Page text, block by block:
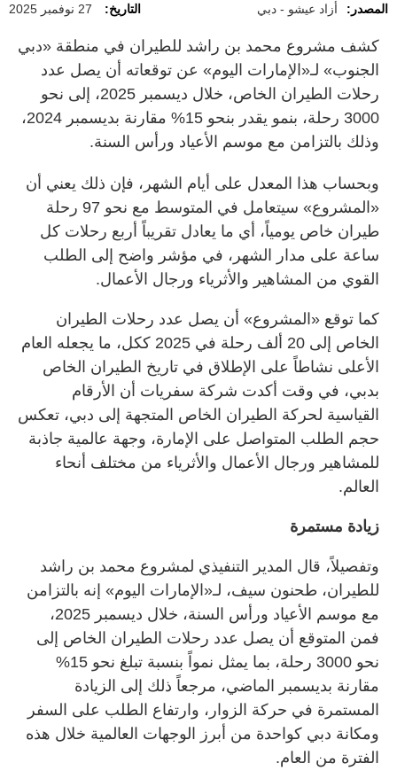
المصدر: أزاد عيشو - دبي التاريخ: 27 نوفمبر 2025
كشف مشروع محمد بن راشد للطيران في منطقة «دبي
الجنوب» لـ«الإمارات اليوم» عن توقعاته أن يصل عدد
رحلات الطيران الخاص، خلال ديسمبر 2025، إلى نحو
3000 رحلة، بنمو يقدر بنحو 15% مقارنة بديسمبر 2024،
وذلك بالتزامن مع موسم الأعياد ورأس السنة.
وبحساب هذا المعدل على أيام الشهر، فإن ذلك يعني أن
«المشروع» سيتعامل في المتوسط مع نحو 97 رحلة
طيران خاص يومياً، أي ما يعادل تقريباً أربع رحلات كل
ساعة على مدار الشهر، في مؤشر واضح إلى الطلب
القوي من المشاهير والأثرياء ورجال الأعمال.
كما توقع «المشروع» أن يصل عدد رحلات الطيران
الخاص إلى 20 ألف رحلة في 2025 ككل، ما يجعله العام
الأعلى نشاطاً على الإطلاق في تاريخ الطيران الخاص
بدبي، في وقت أكدت شركة سفريات أن الأرقام
القياسية لحركة الطيران الخاص المتجهة إلى دبي، تعكس
حجم الطلب المتواصل على الإمارة، وجهة عالمية جاذبة
للمشاهير ورجال الأعمال والأثرياء من مختلف أنحاء
العالم.
زيادة مستمرة
وتفصيلاً، قال المدير التنفيذي لمشروع محمد بن راشد
للطيران، طحنون سيف، لـ«الإمارات اليوم» إنه بالتزامن
مع موسم الأعياد ورأس السنة، خلال ديسمبر 2025،
فمن المتوقع أن يصل عدد رحلات الطيران الخاص إلى
نحو 3000 رحلة، بما يمثل نمواً بنسبة تبلغ نحو 15%
مقارنة بديسمبر الماضي، مرجعاً ذلك إلى الزيادة
المستمرة في حركة الزوار، وارتفاع الطلب على السفر
ومكانة دبي كواحدة من أبرز الوجهات العالمية خلال هذه
الفترة من العام.